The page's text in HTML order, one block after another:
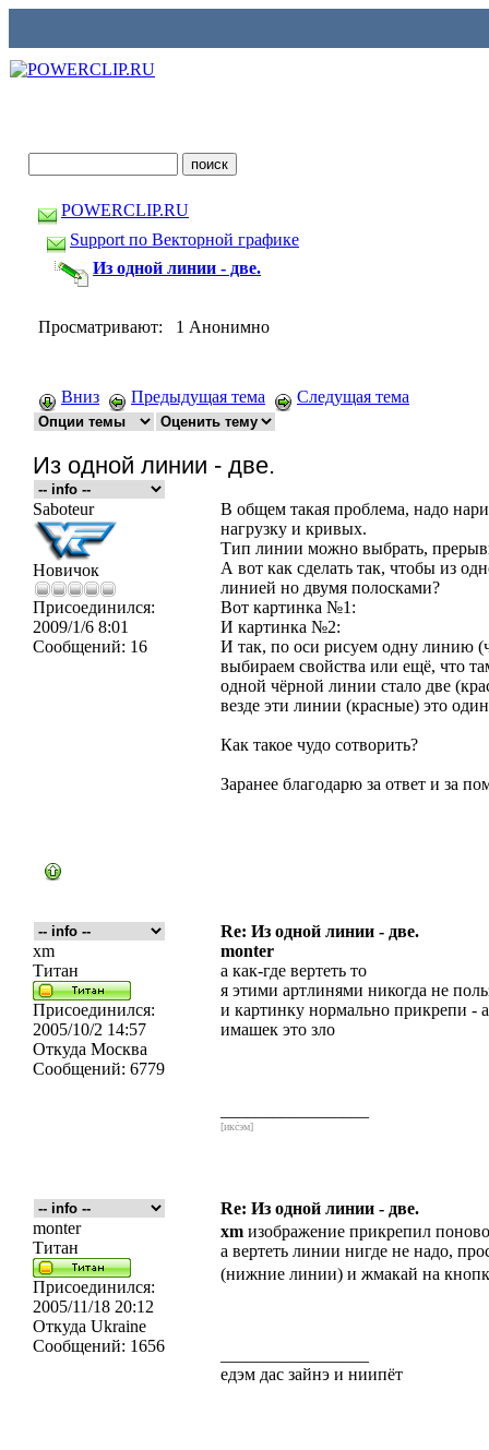
POWERCLIP.RU
Support по Векторной графике
Из одной линии - две.
Просматривают: 1 Анонимно
Вниз Предыдущая тема Следущая тема
Из одной линии - две.
Saboteur
Новичок
Присоединился:
2009/1/6 8:01
Сообщений: 16
В общем такая проблема, надо
нагрузку и кривых.
Тип линии можно выбрать,
А вот как сделать так, чтобы из
линией но двумя полосками?
Вот картинка №1:
И картинка №2:
И так, по оси рисуем одну линию
выбираем свойства или ещё, что
одной чёрной линии стало две
везде эти линии (красные) это
Как такое чудо сотворить?
Заранее благодарю за ответ и за
Re: Из одной линии - две.
xm
Титан
Присоединился:
2005/10/2 14:57
Откуда Москва
Сообщений: 6779
monter
а как-где вертеть то
я этими артлинями никогда не
и картинку нормально прикрепи -
имашек это зло
[икс́эм]
Re: Из одной линии - две.
monter
Титан
Присоединился:
2005/11/18 20:12
Откуда Ukraine
Сообщений: 1656
xm изображение прикрепил
а вертеть линии нигде не надо,
(нижние линии) и жмакай на
едэм дас зайнэ и ниипёт